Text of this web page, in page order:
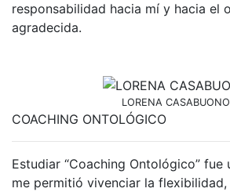
responsabilidad hacia mí y hacia el
agradecida.
LORENA CASABUONO
COACHING ONTOLÓGICO
Estudiar “Coaching Ontológico” fue
me permitió vivenciar la